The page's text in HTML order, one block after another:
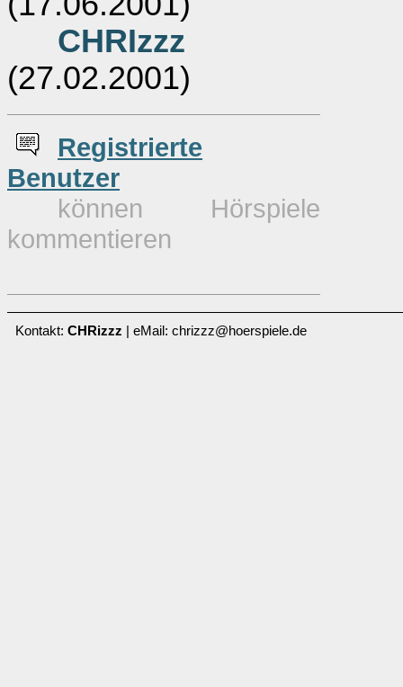
CHRIzzz
(27.02.2001)
Registrierte
Benutzer
können Hörspiele
kommentieren
Kontakt: CHRizzz | eMail: chrizzz@hoerspiele.de